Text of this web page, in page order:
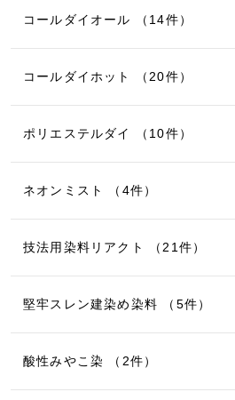
コールダイオール （14件）
コールダイホット （20件）
ポリエステルダイ （10件）
ネオンミスト （4件）
技法用染料リアクト （21件）
堅牢スレン建染め染料 （5件）
酸性みやこ染 （2件）